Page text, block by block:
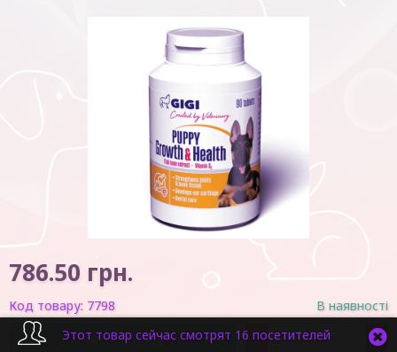
786.50 грн.
Код товару: 7798 В наявності
У кошик - +
Этот товар сейчас смотрят 16 посетителей